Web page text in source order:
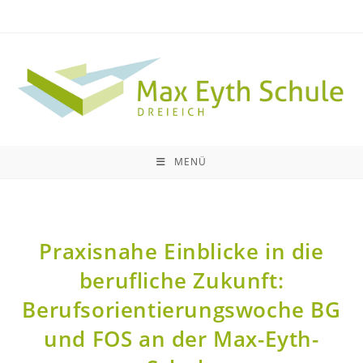
MENÜ
Praxisnahe Einblicke in die
berufliche Zukunft:
Berufsorientierungswoche BG
und FOS an der Max-Eyth-